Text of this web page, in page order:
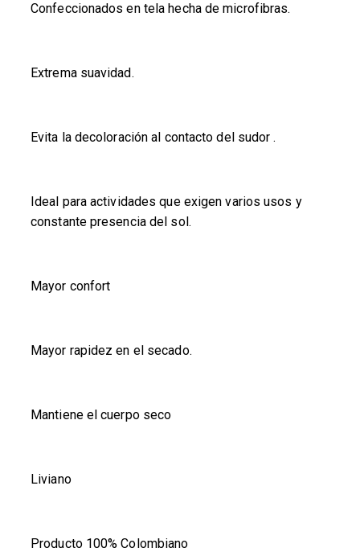
Confeccionados en tela hecha de microfibras.
Extrema suavidad.
Evita la decoloración al contacto del sudor .
Ideal para actividades que exigen varios usos y
constante presencia del sol.
Mayor confort
Mayor rapidez en el secado.
Mantiene el cuerpo seco
Liviano
Producto 100% Colombiano